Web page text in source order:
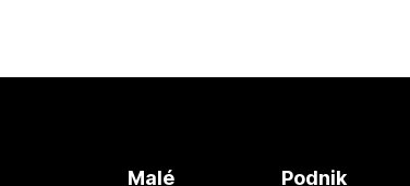
Malé
Podnik